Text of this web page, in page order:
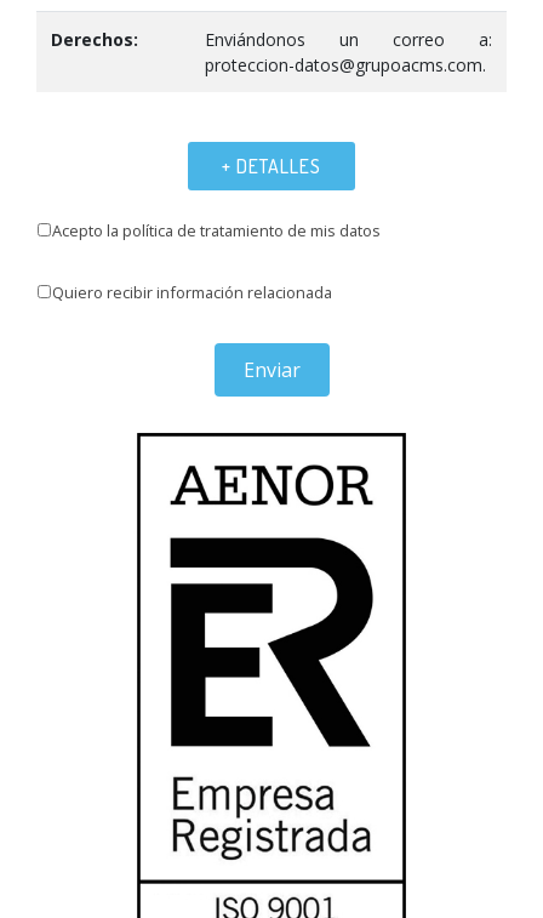
Derechos:
Enviándonos un correo a:
proteccion-datos@grupoacms.com.
+ DETALLES
Acepto la política de tratamiento de mis datos
Quiero recibir información relacionada
Enviar